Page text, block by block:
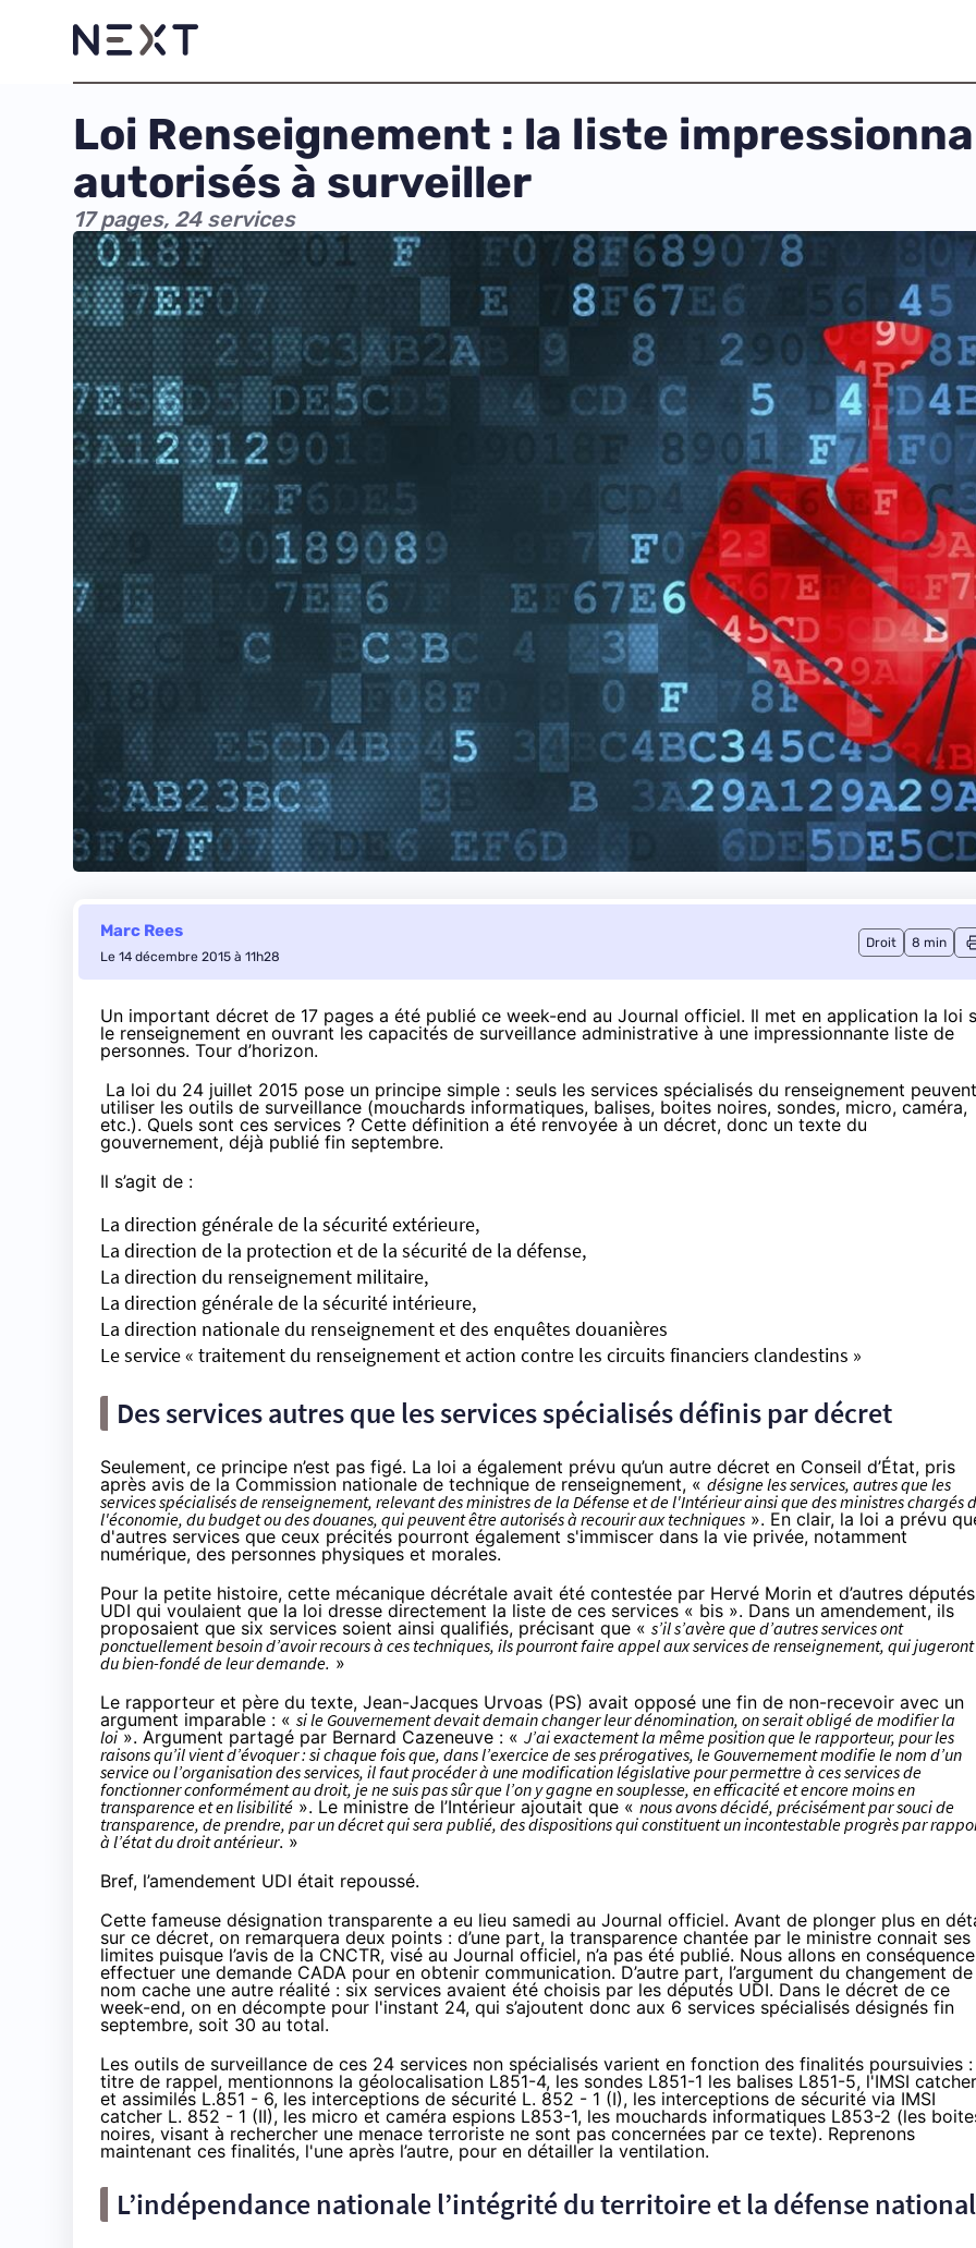
Loi Renseignement : la liste
autorisés à surveiller
17 pages, 24 services
Marc Rees
Le 14 décembre 2015 à 11h28
Droit 8 min
Un important décret de 17 pages a été publié ce week-end au Journal officiel. Il met en application la loi
le renseignement en ouvrant les capacités de surveillance administrative à une impressionnante liste de
personnes. Tour d’horizon.
La loi du 24 juillet 2015 pose un principe simple : seuls les services spécialisés du renseignement peuvent
utiliser les outils de surveillance (mouchards informatiques, balises, boites noires, sondes, micro, caméra,
etc.). Quels sont ces services ? Cette définition a été renvoyée à un décret, donc un texte du
gouvernement, déjà publié fin septembre.
Il s’agit de :
La direction générale de la sécurité extérieure,
La direction de la protection et de la sécurité de la défense,
La direction du renseignement militaire,
La direction générale de la sécurité intérieure,
La direction nationale du renseignement et des enquêtes douanières
Le service « traitement du renseignement et action contre les circuits financiers clandestins »
Des services autres que les services spécialisés définis par décret
Seulement, ce principe n’est pas figé. La loi a également prévu qu’un autre décret en Conseil d’État, pris
après avis de la Commission nationale de technique de renseignement, « désigne les services, autres que les
services spécialisés de renseignement, relevant des ministres de la Défense et de l'Intérieur ainsi que des ministres chargés
l'économie, du budget ou des douanes, qui peuvent être autorisés à recourir aux techniques ». En clair, la loi a prévu
d'autres services que ceux précités pourront également s'immiscer dans la vie privée, notamment
numérique, des personnes physiques et morales.
Pour la petite histoire, cette mécanique décrétale avait été contestée par Hervé Morin et d’autres députés
UDI qui voulaient que la loi dresse directement la liste de ces services « bis ». Dans un amendement, ils
proposaient que six services soient ainsi qualifiés, précisant que « s’il s’avère que d’autres services ont
ponctuellement besoin d’avoir recours à ces techniques, ils pourront faire appel aux services de renseignement, qui jugeront
du bien-fondé de leur demande. »
Le rapporteur et père du texte, Jean-Jacques Urvoas (PS) avait opposé une fin de non-recevoir avec un
argument imparable : « si le Gouvernement devait demain changer leur dénomination, on serait obligé de modifier la
loi». Argument partagé par Bernard Cazeneuve : « J’ai exactement la même position que le rapporteur, pour les
raisons qu’il vient d’évoquer : si chaque fois que, dans l’exercice de ses prérogatives, le Gouvernement modifie le nom d’un
service ou l’organisation des services, il faut procéder à une modification législative pour permettre à ces services de
fonctionner conformément au droit, je ne suis pas sûr que l’on y gagne en souplesse, en efficacité et encore moins en
transparence et en lisibilité ». Le ministre de l’Intérieur ajoutait que « nous avons décidé, précisément par souci de
transparence, de prendre, par un décret qui sera publié, des dispositions qui constituent un incontestable progrès par
à l’état du droit antérieur. »
Bref, l’amendement UDI était repoussé.
Cette fameuse désignation transparente a eu lieu samedi au Journal officiel. Avant de plonger plus en
sur ce décret, on remarquera deux points : d’une part, la transparence chantée par le ministre connait ses
limites puisque l’avis de la CNCTR, visé au Journal officiel, n’a pas été publié. Nous allons en conséquence
effectuer une demande CADA pour en obtenir communication. D’autre part, l’argument du changement de
nom cache une autre réalité : six services avaient été choisis par les députés UDI. Dans le décret de ce
week-end, on en décompte pour l'instant 24, qui s’ajoutent donc aux 6 services spécialisés désignés fin
septembre, soit 30 au total.
Les outils de surveillance de ces 24 services non spécialisés varient en fonction des finalités poursuivies
titre de rappel, mentionnons la géolocalisation L851-4, les sondes L851-1 les balises L851-5, l'IMSI catcher
et assimilés L.851 - 6, les interceptions de sécurité L. 852 - 1 (I), les interceptions de sécurité via IMSI
catcher L. 852 - 1 (II), les micro et caméra espions L853-1, les mouchards informatiques L853-2 (les
noires, visant à rechercher une menace terroriste ne sont pas concernées par ce texte). Reprenons
maintenant ces finalités, l'une après l’autre, pour en détailler la ventilation.
L’indépendance nationale l’intégrité du territoire et la défense